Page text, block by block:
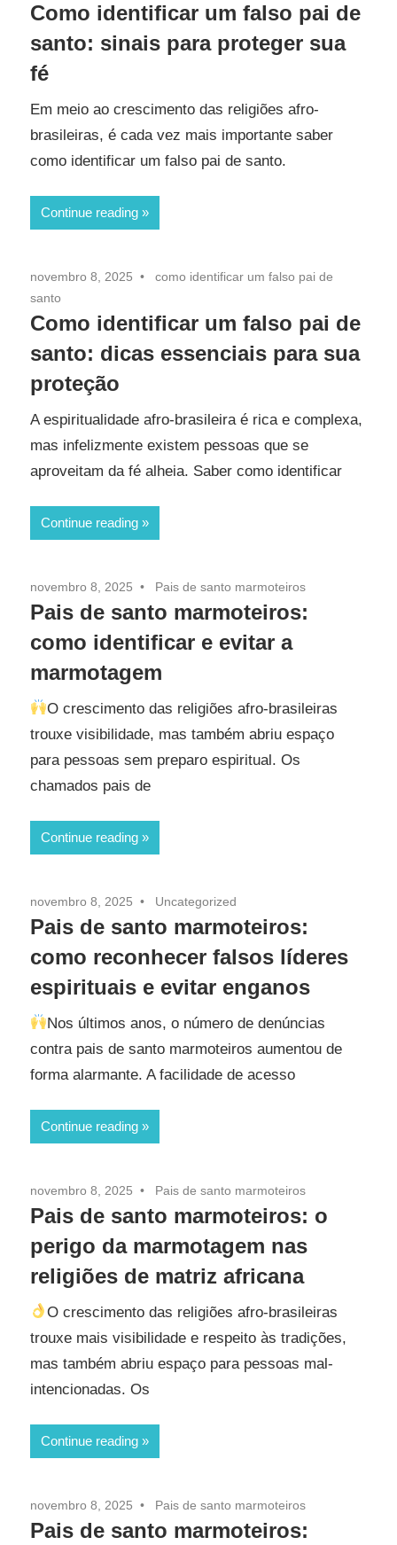
Como identificar um falso pai de
santo: sinais para proteger sua
fé
Em meio ao crescimento das religiões afro-
brasileiras, é cada vez mais importante saber
como identificar um falso pai de santo.
Continue reading
novembro 8, 2025
como identificar um falso pai de
santo
Como identificar um falso pai de
santo: dicas essenciais para sua
proteção
A espiritualidade afro-brasileira é rica e complexa,
mas infelizmente existem pessoas que se
aproveitam da fé alheia. Saber como identificar
Continue reading
novembro 8, 2025 Pais de santo marmoteiros
Pais de santo marmoteiros:
como identificar e evitar a
marmotagem
O crescimento das religiões afro-brasileiras
trouxe visibilidade, mas também abriu espaço
para pessoas sem preparo espiritual. Os
chamados pais de
Continue reading
novembro 8, 2025 Uncategorized
Pais de santo marmoteiros:
como reconhecer falsos líderes
espirituais e evitar enganos
Nos últimos anos, o número de denúncias
contra pais de santo marmoteiros aumentou de
forma alarmante. A facilidade de acesso
Continue reading
novembro 8, 2025 Pais de santo marmoteiros
Pais de santo marmoteiros: o
perigo da marmotagem nas
religiões de matriz africana
O crescimento das religiões afro-brasileiras
trouxe mais visibilidade e respeito às tradições,
mas também abriu espaço para pessoas mal-
intencionadas. Os
Continue reading
novembro 8, 2025 Pais de santo marmoteiros
Pais de santo marmoteiros: